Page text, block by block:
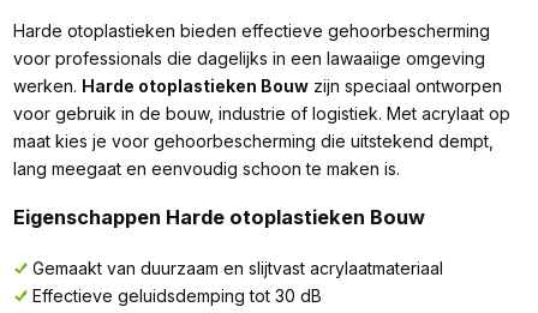
Harde otoplastieken bieden effectieve gehoorbescherming
voor professionals die dagelijks in een lawaaiige omgeving
werken. Harde otoplastieken Bouwzijn speciaal ontworpen
voor gebruik in de bouw, industrie of logistiek. Met acrylaat op
maat kies je voor gehoorbescherming die uitstekend dempt,
lang meegaat en eenvoudig schoon te maken is.
Eigenschappen Harde otoplastieken Bouw
Gemaakt van duurzaam en slijtvast acrylaatmateriaal
Effectieve geluidsdemping tot 30 dB